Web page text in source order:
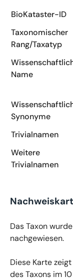
BioKataster-ID
Taxonomischer
Rang/Taxatyp
Name
Synonyme
Trivialnamen
Weitere
Trivialnamen
Das Taxon
nachgewiesen.
Diese Karte
des Taxons im